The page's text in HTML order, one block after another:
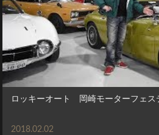
ロッキーオート 岡崎モーターフェス
2018.02.02